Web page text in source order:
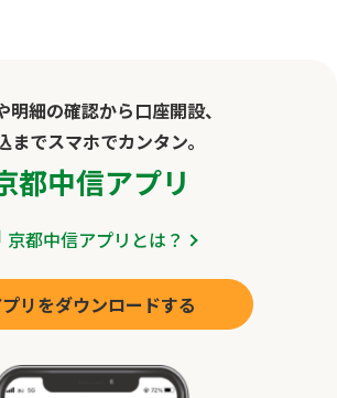
明細の確認から口座開設、
までスマホでカンタン。
都中信アプリ
京都中信アプリとは？
リをダウンロードする